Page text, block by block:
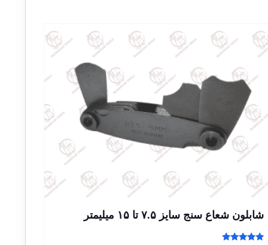
شابلون شعاع سنج سایز ۷.۵ تا ۱۵ میلیمتر